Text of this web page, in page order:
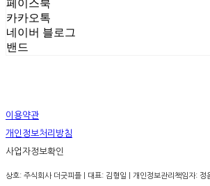
페이스북
카카오톡
네이버 블로그
밴드
이용약관
개인정보처리방침
사업자정보확인
상호: 주식회사 더굿피플 | 대표: 김형일 | 개인정보관리책임자: